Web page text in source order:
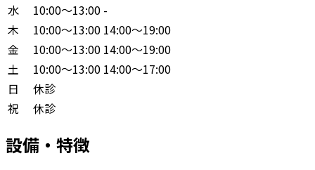
水
10:00〜13:00 -
木
10:00〜13:00 14:00〜19:00
金
10:00〜13:00 14:00〜19:00
土
10:00〜13:00 14:00〜17:00
日
休診
祝
休診
設備・特徴